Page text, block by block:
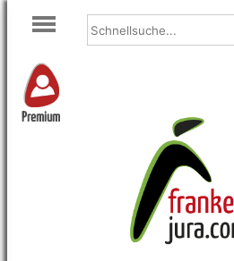
Premium